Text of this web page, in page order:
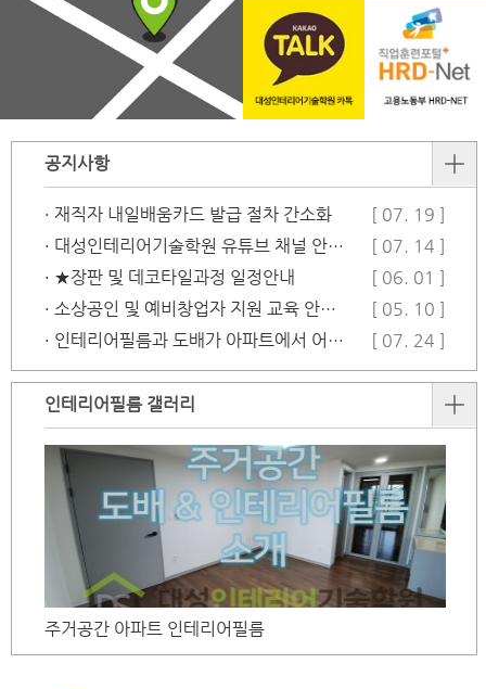
공지사항
· 재직자 내일배움카드 발급 절차 간소화
[ 07. 19 ]
· 대성인테리어기술학원 유튜브 채널 안…
[ 07. 14 ]
· ★장판 및 데코타일과정 일정안내
[ 06. 01 ]
· 소상공인 및 예비창업자 지원 교육 안…
[ 05. 10 ]
· 인테리어필름과 도배가 아파트에서 어떻…
[ 07. 24 ]
인테리어필름 갤러리
주거공간 아파트 인테리어필름